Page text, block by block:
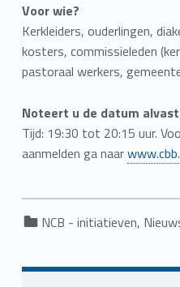
Voor wie?
Kerkleiders, ouderlingen,
kosters, commissieleden
pastoraal werkers,
Noteert u de datum
Tijd: 19:30 tot 20:15 uur.
aanmelden ga naar
Categorized in:
NCB - initiatieven,